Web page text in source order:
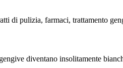
di pulizia, farmaci, trattamento
diventano insolitamente